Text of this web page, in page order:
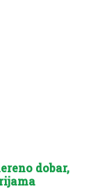
dobar,